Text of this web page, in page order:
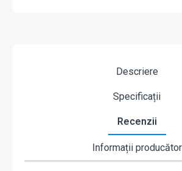
Descriere
Specificații
Recenzii
Informații producător